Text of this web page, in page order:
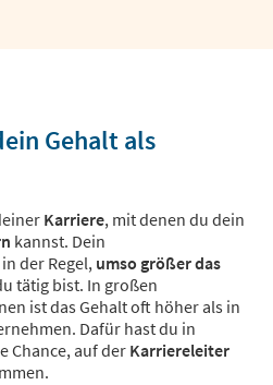
Gehalt als
Karriere, mit denen du dein
kannst. Dein
der Regel, umso größer das
tätig bist. In großen
ist das Gehalt oft höher als in
Dafür hast du in
Chance, auf der Karriereleiter